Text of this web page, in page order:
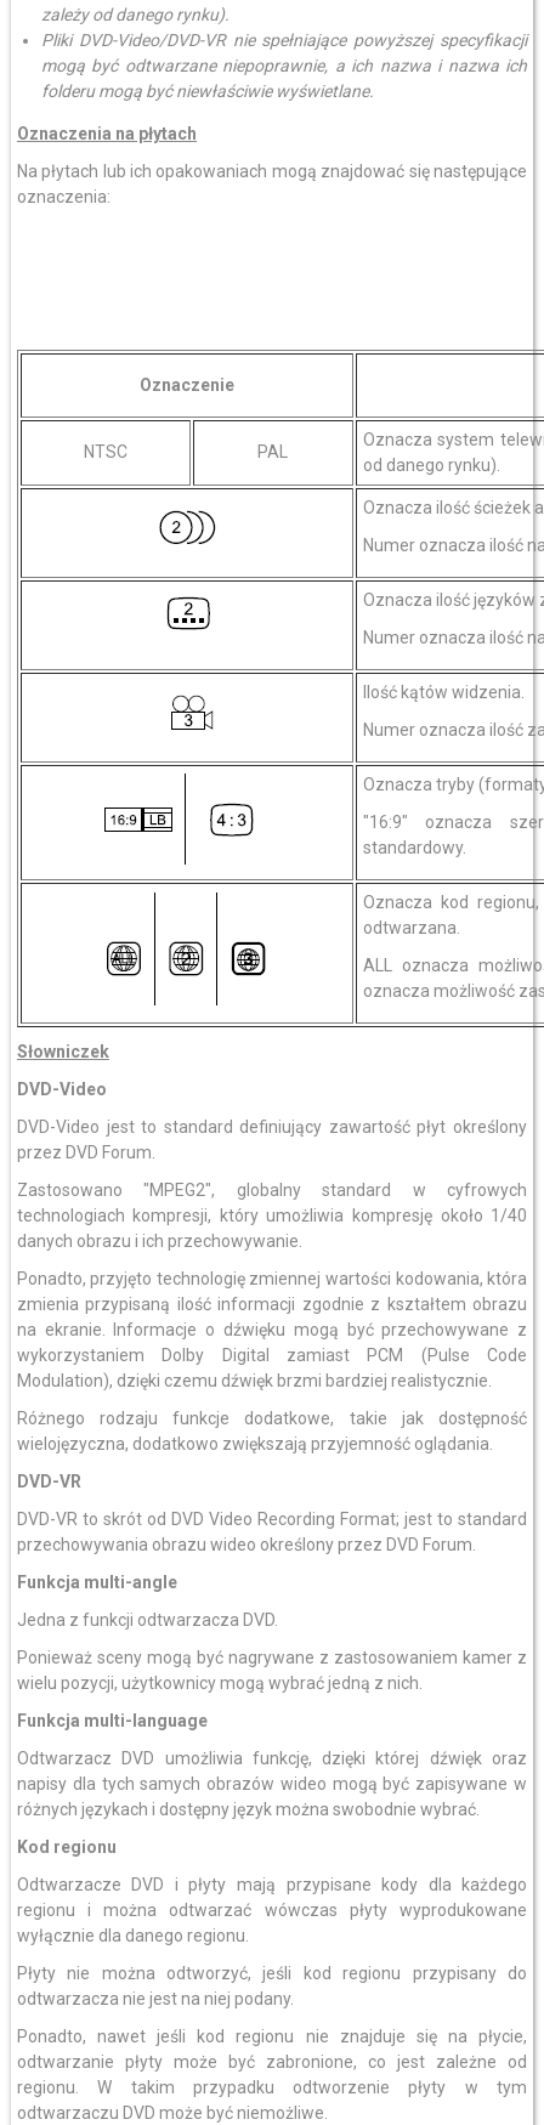
zależy od danego rynku).
Pliki DVD-Video/DVD-VR nie spełniające powyższej specyfikacji
mogą być odtwarzane niepoprawnie, a ich nazwa i nazwa ich
folderu mogą być niewłaściwie wyświetlane.
Oznaczenia na płytach
Na płytach lub ich opakowaniach mogą znajdować się następujące
oznaczenia:
Oznaczenie
NTSC PAL
Oznacza system
od danego rynku).
Oznacza ilość ścieżek
Numer oznacza ilość
Oznacza ilość języków
Numer oznacza ilość
Ilość kątów widzenia.
Numer oznacza ilość
Oznacza tryby
"16:9" oznacza
standardowy.
Oznacza kod
odtwarzana.
ALL oznacza
oznacza możliwość
Słowniczek
DVD-Video
DVD-Video jest to standard definiujący zawartość płyt określony
przez DVD Forum.
Zastosowano "MPEG2", globalny standard w cyfrowych
technologiach kompresji, który umożliwia kompresję około 1/40
danych obrazu i ich przechowywanie.
Ponadto, przyjęto technologię zmiennej wartości kodowania, która
zmienia przypisaną ilość informacji zgodnie z kształtem obrazu
na ekranie. Informacje o dźwięku mogą być przechowywane z
wykorzystaniem Dolby Digital zamiast PCM (Pulse Code
Modulation), dzięki czemu dźwięk brzmi bardziej realistycznie.
Różnego rodzaju funkcje dodatkowe, takie jak dostępność
wielojęzyczna, dodatkowo zwiększają przyjemność oglądania.
DVD-VR
DVD-VR to skrót od DVD Video Recording Format; jest to standard
przechowywania obrazu wideo określony przez DVD Forum.
Funkcja multi-angle
Jedna z funkcji odtwarzacza DVD.
Ponieważ sceny mogą być nagrywane z zastosowaniem kamer z
wielu pozycji, użytkownicy mogą wybrać jedną z nich.
Funkcja multi-language
Odtwarzacz DVD umożliwia funkcję, dzięki której dźwięk oraz
napisy dla tych samych obrazów wideo mogą być zapisywane w
różnych językach i dostępny język można swobodnie wybrać.
Kod regionu
Odtwarzacze DVD i płyty mają przypisane kody dla każdego
regionu i można odtwarzać wówczas płyty wyprodukowane
wyłącznie dla danego regionu.
Płyty nie można odtworzyć, jeśli kod regionu przypisany do
odtwarzacza nie jest na niej podany.
Ponadto, nawet jeśli kod regionu nie znajduje się na płycie,
odtwarzanie płyty może być zabronione, co jest zależne od
regionu. W takim przypadku odtworzenie płyty w tym
odtwarzaczu DVD może być niemożliwe.